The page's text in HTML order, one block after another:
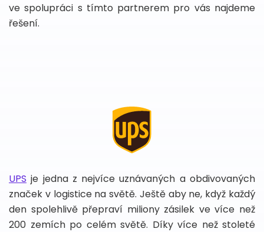
ve spolupráci s tímto partnerem pro vás najdeme
řešení.
UPS je jedna z nejvíce uznávaných a obdivovaných
značek v logistice na světě. Ještě aby ne, když každý
den spolehlivě přepraví miliony zásilek ve více než
200 zemích po celém světě. Díky více než stoleté